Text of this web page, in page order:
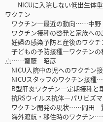
NICUに入院しない低出生体
ワクチン
ワクチン―最近の動向……中
ワクチン接種の啓発と家族
妊婦の感染予防と産後のワク
子どもの予防接種―ワクチンの
点……齋藤 昭彦
NICU入院中の児へのワクチ
NICUスタッフのワクチン接
B型肝炎ワクチン―定期接種
抗RSウイルス抗体―パリビ
ワクチン開発の現状……岡田
海外渡航・移住時のワクチ